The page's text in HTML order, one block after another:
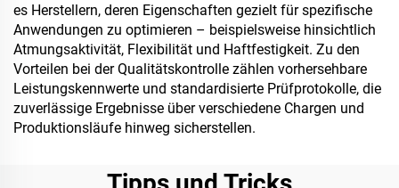
es Herstellern, deren Eigenschaften gezielt für spezifische
Anwendungen zu optimieren – beispielsweise hinsichtlich
Atmungsaktivität, Flexibilität und Haftfestigkeit. Zu den
Vorteilen bei der Qualitätskontrolle zählen vorhersehbare
Leistungskennwerte und standardisierte Prüfprotokolle, die
zuverlässige Ergebnisse über verschiedene Chargen und
Produktionsläufe hinweg sicherstellen.